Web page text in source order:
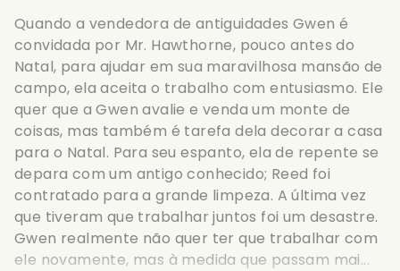
Quando a vendedora de antiguidades Gwen é
convidada por Mr. Hawthorne, pouco antes do
Natal, para ajudar em sua maravilhosa mansão de
campo, ela aceita o trabalho com entusiasmo. Ele
quer que a Gwen avalie e venda um monte de
coisas, mas também é tarefa dela decorar a casa
para o Natal. Para seu espanto, ela de repente se
depara com um antigo conhecido; Reed foi
contratado para a grande limpeza. A última vez
que tiveram que trabalhar juntos foi um desastre.
Gwen realmente não quer ter que trabalhar com
ele novamente, mas à medida que passam mai...